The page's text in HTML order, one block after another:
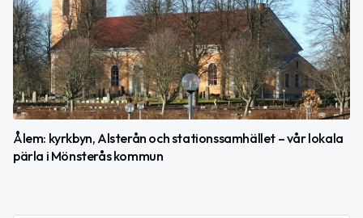
Ålem: kyrkbyn, Alsterån och stationssamhället – vår lokala
pärla i Mönsterås kommun